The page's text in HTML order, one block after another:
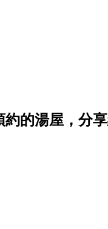
的湯屋，分